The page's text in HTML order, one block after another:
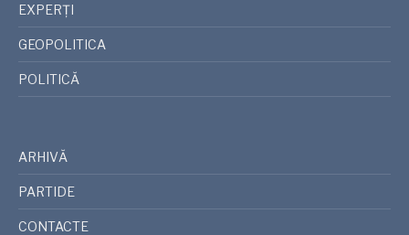
EXPERȚI
GEOPOLITICA
POLITICĂ
ARHIVĂ
PARTIDE
CONTACTE